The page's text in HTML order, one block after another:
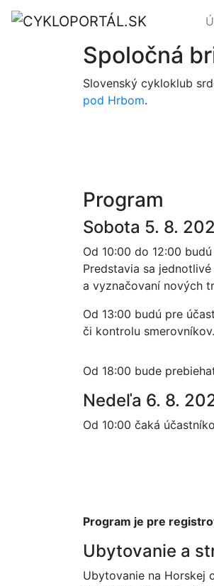
Spoločná
Slovenský cykloklub
pod Hrbom.
Program
Sobota 5. 8.
Od 10:00 do 12:00
Predstavia sa
a vyznačovaní nových
Od 13:00 budú pre
či kontrolu
Od 18:00 bude
Nedeľa 6. 8.
Od 10:00 čaká
Program je pre
Ubytovanie a
Ubytovanie na Horskej